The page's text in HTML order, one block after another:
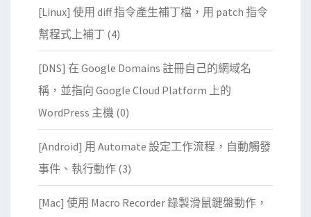
[Linux] 使用 diff 指令產生補丁檔，用 patch 指令
幫程式上補丁 (4)
[DNS] 在 Google Domains 註冊自己的網域名
稱，並指向 Google Cloud Platform 上的
WordPress 主機 (0)
[Android] 用 Automate 設定工作流程，自動觸發
事件、執行動作 (3)
[Mac] 使用 Macro Recorder 錄製滑鼠鍵盤動作，